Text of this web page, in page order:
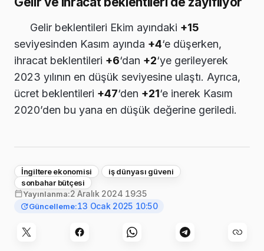
Gelir beklentileri Ekim ayındaki +15
seviyesinden Kasım ayında +4‘e düşerken,
ihracat beklentileri +6‘dan +2‘ye gerileyerek
2023 yılının en düşük seviyesine ulaştı. Ayrıca,
ücret beklentileri +47‘den +21‘e inerek Kasım
2020’den bu yana en düşük değerine geriledi.
İngiltere ekonomisi
iş dünyası güveni
sonbahar bütçesi
Yayınlanma:2 Aralık 2024 19:35
Güncelleme:13 Ocak 2025 10:50